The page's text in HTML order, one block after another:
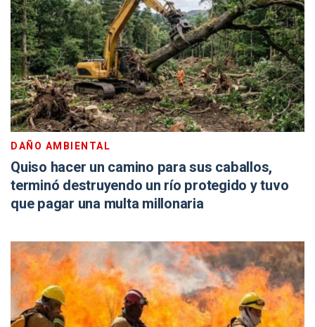
DAÑO AMBIENTAL
Quiso hacer un camino para sus caballos,
terminó destruyendo un río protegido y tuvo
que pagar una multa millonaria